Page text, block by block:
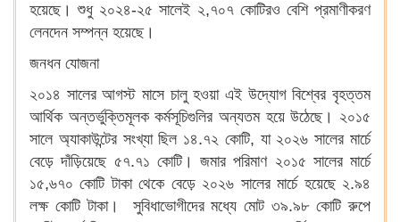
হয়েছে। শুধু ২০২৪-২৫ সালেই ২,৭০৭ কোটিরও বেশি প্রমাণীকরণ
লেনদেন সম্পন্ন হয়েছে।
জনধন যোজনা
২০১৪ সালের আগস্ট মাসে চালু হওয়া এই উদ্যোগ বিশ্বের বৃহত্তম
আর্থিক অন্তর্ভুক্তিমূলক কর্মসূচিগুলির অন্যতম হয়ে উঠেছে। ২০১৫
সালে অ্যাকাউন্টের সংখ্যা ছিল ১৪.৭২ কোটি, যা ২০২৬ সালের মার্চে
বেড়ে দাঁড়িয়েছে ৫৭.৭১ কোটি। জমার পরিমাণ ২০১৫ সালের মার্চে
১৫,৬৭০ কোটি টাকা থেকে বেড়ে ২০২৬ সালের মার্চে হয়েছে ২.৯৪
লক্ষ কোটি টাকা। সুবিধাভোগীদের মধ্যে মোট ৩৯.৯৮ কোটি রুপে